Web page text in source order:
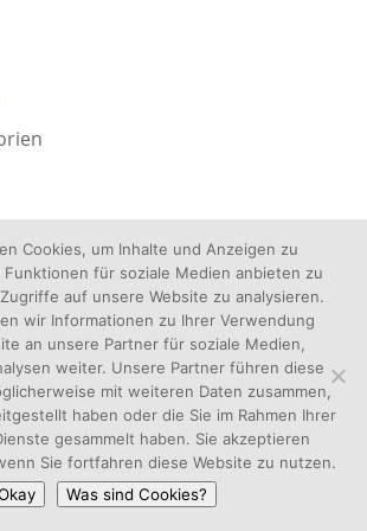
Cookies, um Inhalte und Anzeigen zu
Funktionen für soziale Medien anbieten zu
auf unsere Website zu analysieren.
wir Informationen zu Ihrer Verwendung
an unsere Partner für soziale Medien,
weiter. Unsere Partner führen diese
mit weiteren Daten zusammen,
haben oder die Sie im Rahmen Ihrer
gesammelt haben. Sie akzeptieren
Sie fortfahren diese Website zu nutzen.
Was sind Cookies?